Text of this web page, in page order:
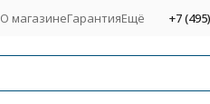
О магазинеГарантияЕщё +7